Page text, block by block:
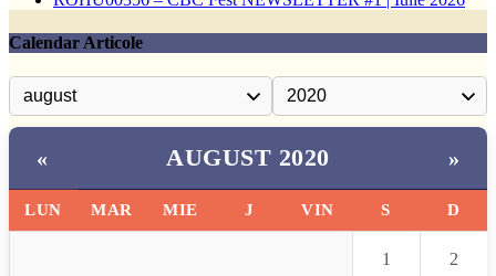
Calendar Articole
« AUGUST 2020 »
LUN MAR MIE J VIN S D
1 2